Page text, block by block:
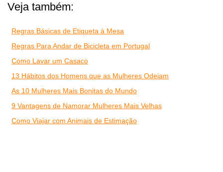
Veja também:
Regras Básicas de Etiqueta à Mesa
Regras Para Andar de Bicicleta em Portugal
Como Lavar um Casaco
13 Hábitos dos Homens que as Mulheres Odeiam
As 10 Mulheres Mais Bonitas do Mundo
9 Vantagens de Namorar Mulheres Mais Velhas
Como Viajar com Animais de Estimação